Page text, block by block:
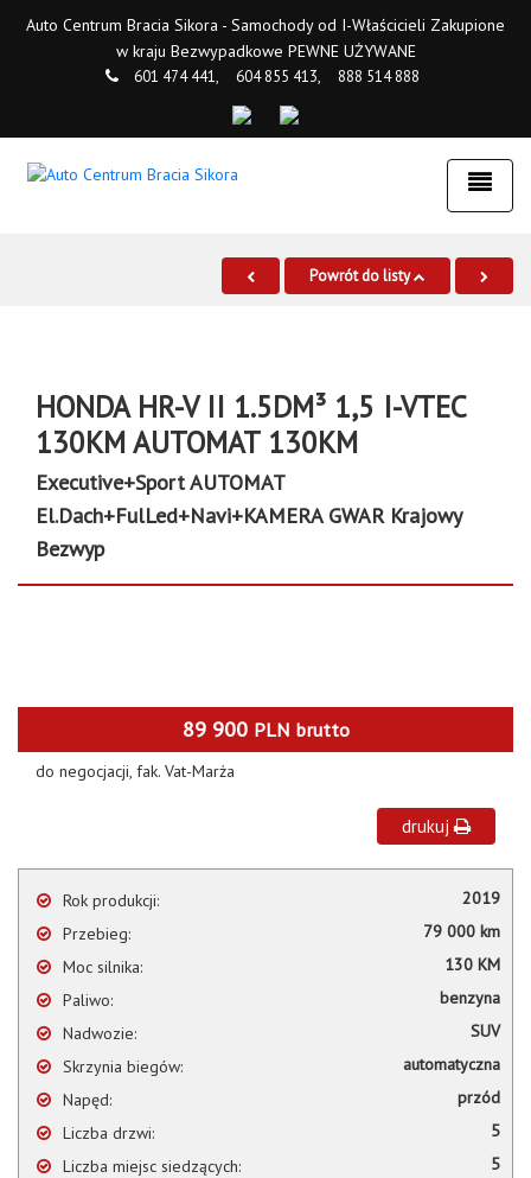
Auto Centrum Bracia Sikora - Samochody od I-Właścicieli Zakupione
w kraju Bezwypadkowe PEWNE UŻYWANE
601 474 441, 604 855 413, 888 514 888
Powrót do listy
HONDA HR-V II 1.5DM³ 1,5 I-VTEC
130KM AUTOMAT 130KM
Executive+Sport AUTOMAT
El.Dach+FulLed+Navi+KAMERA GWAR Krajowy
Bezwyp
89 900 PLN brutto
do negocjacji, fak. Vat-Marża
drukuj
Rok produkcji:
2019
Przebieg:
79 000 km
Moc silnika:
130 KM
Paliwo:
benzyna
Nadwozie:
SUV
Skrzynia biegów:
automatyczna
Napęd:
przód
Liczba drzwi:
5
Liczba miejsc siedzących:
5